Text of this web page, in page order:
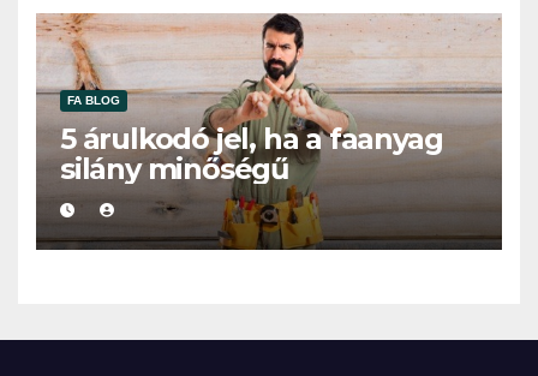
FA BLOG
5 árulkodó jel, ha a faanyag
silány minőségű